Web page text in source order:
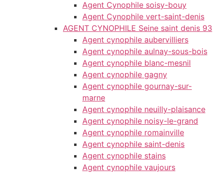
Agent Cynophile soisy-bouy
Agent Cynophile vert-saint-denis
AGENT CYNOPHILE Seine saint denis 93
Agent cynophile aubervilliers
Agent cynophile aulnay-sous-bois
Agent cynophile blanc-mesnil
Agent cynophile gagny
Agent cynophile gournay-sur-
marne
Agent cynophile neuilly-plaisance
Agent cynophile noisy-le-grand
Agent cynophile romainville
Agent cynophile saint-denis
Agent cynophile stains
Agent cynophile vaujours